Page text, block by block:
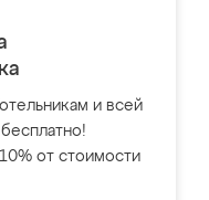
и всей
от стоимости